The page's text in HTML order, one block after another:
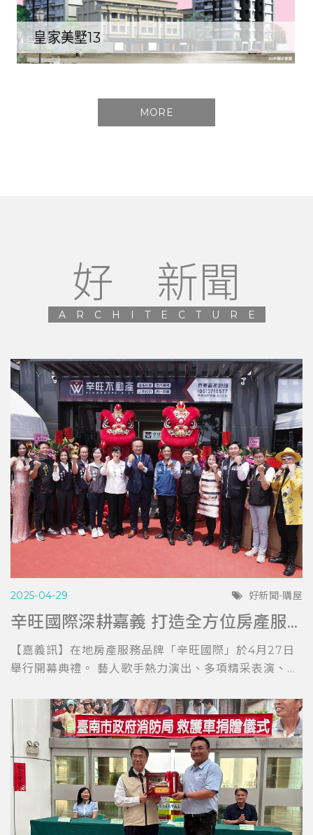
皇家美墅13
MORE
好 新聞
ARCHITECTURE
2025-04-29 好新聞-購屋
辛旺國際深耕嘉義 打造全方位房產服務平台 與在地青年共創希望藍圖
【嘉義訊】在地房產服務品牌「辛旺國際」於4月27日
舉行開幕典禮。 藝人歌手熱力演出、多項精采表演、...